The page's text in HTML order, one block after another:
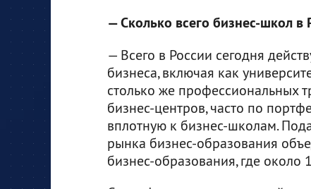
— Сколько всего бизнес-школ в
— Всего в России сегодня
бизнеса, включая как
столько же профессиональных
бизнес-центров, часто по
вплотную к бизнес-школам.
рынка бизнес-образования
бизнес-образования, где около